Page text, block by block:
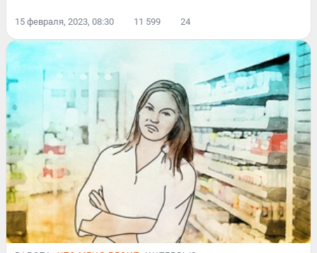
15 февраля, 2023, 08:30 11 599 24